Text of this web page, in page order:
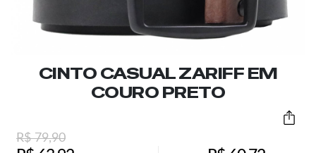
CINTO CASUAL ZARIFF EM
COURO PRETO
R$79,90